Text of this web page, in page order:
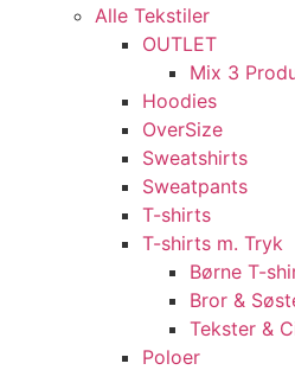
Alle Tekstiler
OUTLET
Mix 3
Hoodies
OverSize
Sweatshirts
Sweatpants
T-shirts
T-shirts m. Tryk
Børne T-
Bror &
Tekster &
Poloer